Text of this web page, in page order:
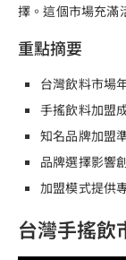
擇。這個市場充滿
重點摘要
台灣飲料市場
手搖飲料加盟
知名品牌加盟
品牌選擇影響
加盟模式提供
台灣手搖飲